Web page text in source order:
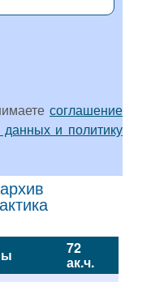
соглашение
и политику
72
ак.ч.